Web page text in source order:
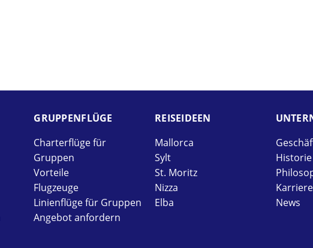
GRUPPEN­FLÜGE
Charterflüge für
Gruppen
Vorteile
Flugzeuge
Linienflüge für Gruppen
Angebot anfordern
REISE­IDEEN
Mallorca
Sylt
St. Moritz
Nizza
Elba
Historie
Karriere
News